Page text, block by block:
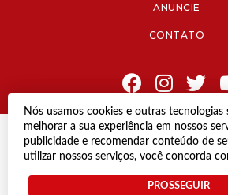
Nós usamos cookies e outras tecnologias
melhorar a sua experiência em nossos
publicidade e recomendar conteúdo de
utilizar nossos serviços, você concorda
PROSSEGUIR
ANUNCIE
CONTATO
© Copyright 2021 Diário de
Todos os direitos
Termos e Políticas de Uso